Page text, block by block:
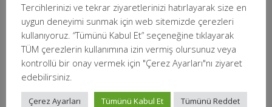
Tercihlerinizi ve tekrar ziyaretlerinizi hatırlayarak size en
uygun deneyimi sunmak için web sitemizde çerezleri
kullanıyoruz. “Tümünü Kabul Et” seçeneğine tıklayarak
TÜM çerezlerin kullanımına izin vermiş olursunuz veya
kontrollü bir onay vermek için "Çerez Ayarları"nı ziyaret
edebilirsiniz.
Çerez Ayarları Tümünü Kabul Et Tümünü Reddet